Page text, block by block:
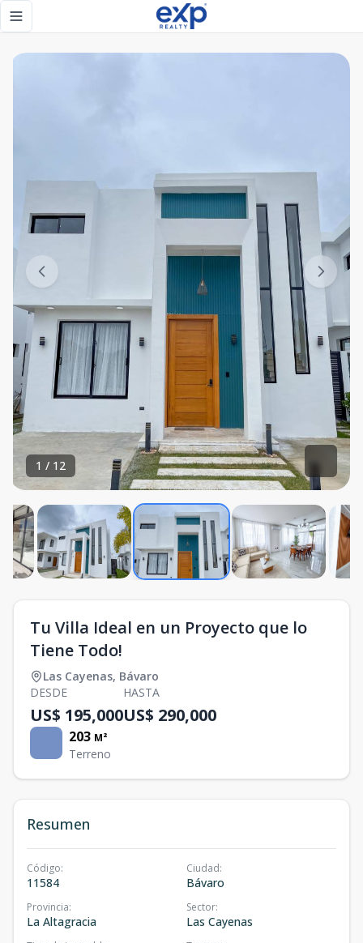
Toggle navigation menu
1 / 12
Tu Villa Ideal en un Proyecto que lo
Tiene Todo!
Las Cayenas, Bávaro
DESDE
US$ 195,000
HASTA
US$ 290,000
203 M²
Terreno
Resumen
Código:
11584
Ciudad:
Bávaro
Provincia:
La Altagracia
Sector:
Las Cayenas
Tu Villa Ideal en un Proyecto que lo Tiene Todo! - eXp